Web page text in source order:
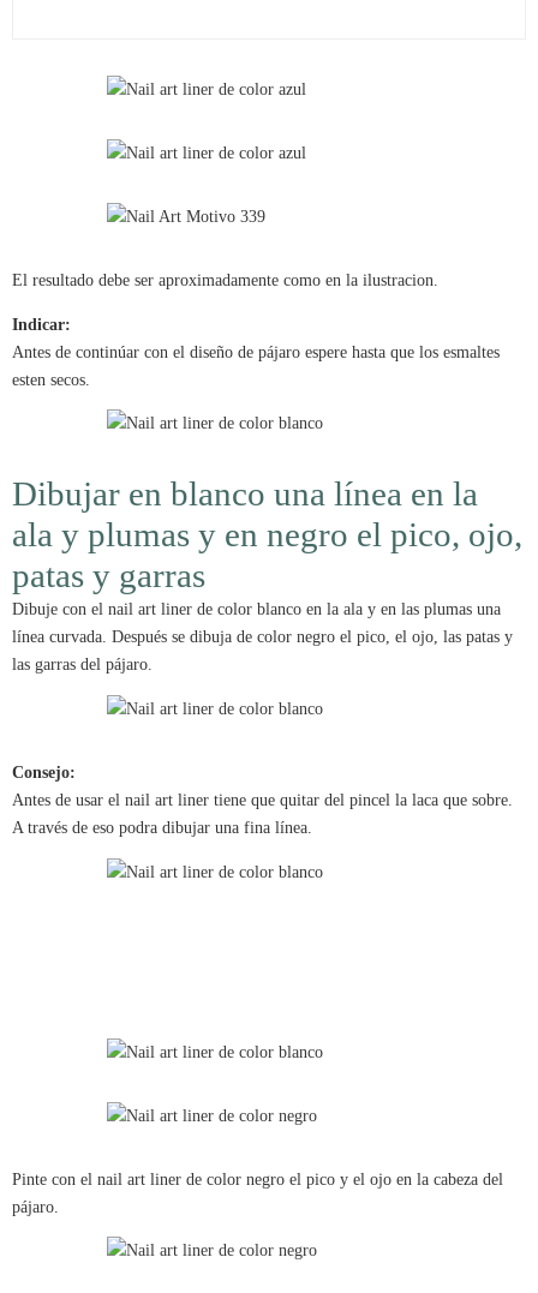
El resultado debe ser aproximadamente como en la ilustracion.
Indicar:
Antes de continúar con el diseño de pájaro espere hasta que los esmaltes
esten secos.
Dibujar en blanco una línea en la
ala y plumas y en negro el pico, ojo,
patas y garras
Dibuje con el nail art liner de color blanco en la ala y en las plumas una
línea curvada. Después se dibuja de color negro el pico, el ojo, las patas y
las garras del pájaro.
Consejo:
Antes de usar el nail art liner tiene que quitar del pincel la laca que sobre.
A través de eso podra dibujar una fina línea.
Pinte con el nail art liner de color negro el pico y el ojo en la cabeza del
pájaro.